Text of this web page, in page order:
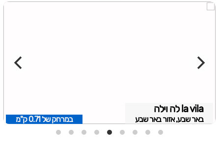
la vila לה וילה
באר שבע, אזור באר שבע במרחק של 0.71 ק"מ